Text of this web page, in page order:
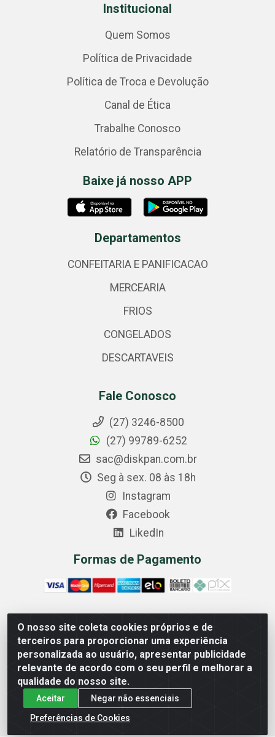
O nosso site coleta cookies próprios e de
terceiros para proporcionar uma experiência
personalizada ao usuário, apresentar publicidade
relevante de acordo com o seu perfil e melhorar a
qualidade do nosso site.
Aceitar
Negar não essenciais
Preferências de Cookies
Institucional
Quem Somos
Política de Privacidade
Política de Troca e Devolução
Canal de Ética
Trabalhe Conosco
Relatório de Transparência
Baixe já nosso APP
Departamentos
CONFEITARIA E PANIFICACAO
MERCEARIA
FRIOS
CONGELADOS
DESCARTAVEIS
Fale Conosco
(27) 3246-8500
(27) 99789-6252
sac@diskpan.com.br
Seg à sex. 08 às 18h
Instagram
Facebook
LikedIn
Formas de Pagamento
Comercial Diskpan Ltda - Av. Fernando Antonio, 1911 -
Sotelandia, Cariacica/ES - CEP 29140-669 - CNPJ
02.691.482/0001-07